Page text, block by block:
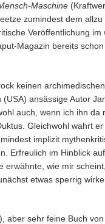
Maschine
zumindest dem allzu
Veröffentlichung im
Magazin bereits
keinen
ansässige Autor
auch, wenn ich ihn da
Gleichwohl wahrt er
implizit
Erfreulich im Hinblick
erwähnte, wie mir
etwas sperrig
aber sehr feine Buch von